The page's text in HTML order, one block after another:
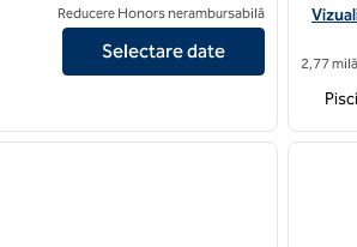
Grand Vacations Club Toscany Village
Reducere Honors nerambursabilă
Selectare date
2,77 milă
imaginea1 din 12